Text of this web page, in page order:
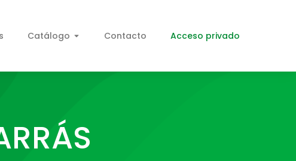
Catálogo Contacto Acceso privado